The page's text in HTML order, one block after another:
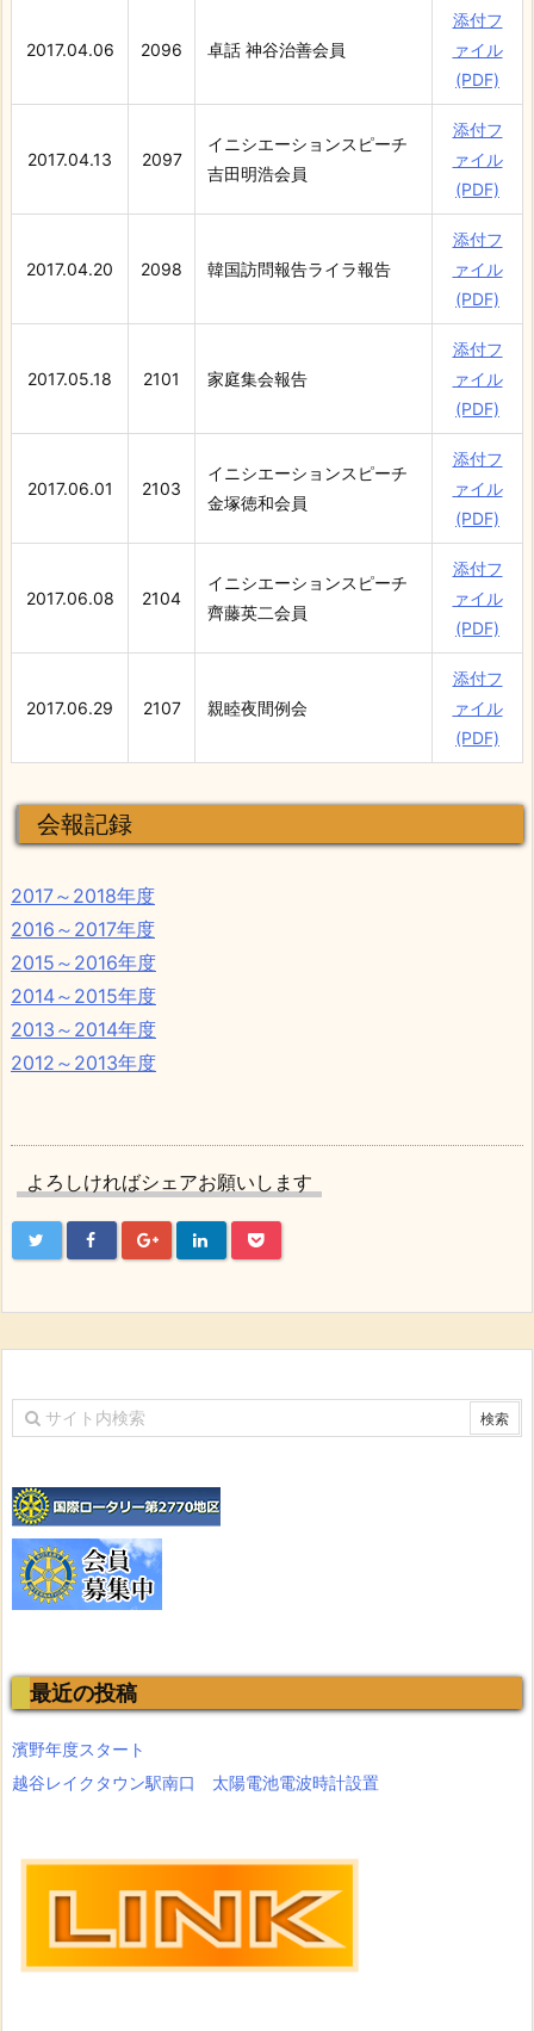
2017.04.06 2096 卓話 神谷治善会員
添付フ
ァイル
(PDF)
2017.04.13 2097
イニシエーションスピーチ
吉田明浩会員
添付フ
ァイル
(PDF)
2017.04.20 2098 韓国訪問報告ライラ報告
添付フ
ァイル
(PDF)
2017.05.18 2101 家庭集会報告
添付フ
ァイル
(PDF)
2017.06.01 2103
イニシエーションスピーチ
金塚徳和会員
添付フ
ァイル
(PDF)
2017.06.08 2104
イニシエーションスピーチ
齊藤英二会員
添付フ
ァイル
(PDF)
2017.06.29 2107 親睦夜間例会
添付フ
ァイル
(PDF)
会報記録
2017～2018年度
2016～2017年度
2015～2016年度
2014～2015年度
2013～2014年度
2012～2013年度
よろしければシェアお願いします
最近の投稿
濱野年度スタート
越谷レイクタウン駅南口 太陽電池電波時計設置